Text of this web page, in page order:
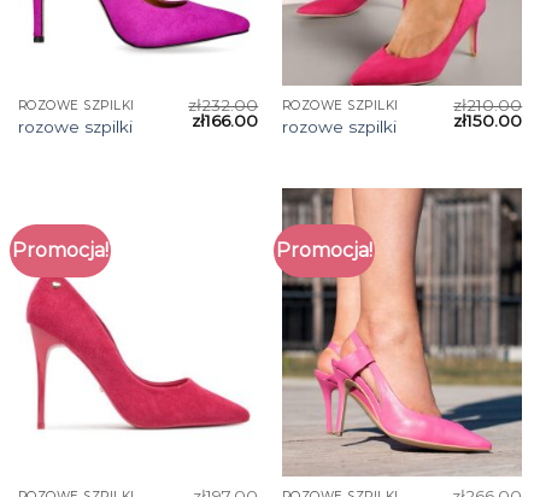
ROZOWE SZPILKI
rozowe szpilki
zł232.00
zł166.00
ROZOWE SZPILKI
rozowe szpilki
zł210.00
zł150.00
Promocja! Promocja!